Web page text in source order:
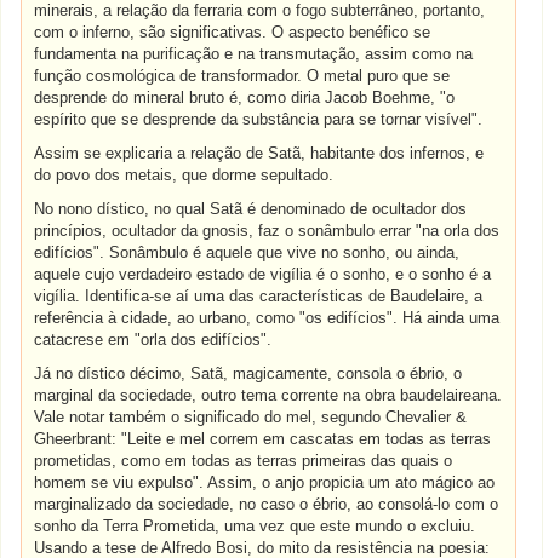
minerais, a relação da ferraria com o fogo subterrâneo, portanto,
com o inferno, são significativas. O aspecto benéfico se
fundamenta na purificação e na transmutação, assim como na
função cosmológica de transformador. O metal puro que se
desprende do mineral bruto é, como diria Jacob Boehme, "o
espírito que se desprende da substância para se tornar visível".
Assim se explicaria a relação de Satã, habitante dos infernos, e
do povo dos metais, que dorme sepultado.
No nono dístico, no qual Satã é denominado de ocultador dos
princípios, ocultador da gnosis, faz o sonâmbulo errar "na orla dos
edifícios". Sonâmbulo é aquele que vive no sonho, ou ainda,
aquele cujo verdadeiro estado de vigília é o sonho, e o sonho é a
vigília. Identifica-se aí uma das características de Baudelaire, a
referência à cidade, ao urbano, como "os edifícios". Há ainda uma
catacrese em "orla dos edifícios".
Já no dístico décimo, Satã, magicamente, consola o ébrio, o
marginal da sociedade, outro tema corrente na obra baudelaireana.
Vale notar também o significado do mel, segundo Chevalier &
Gheerbrant: "Leite e mel correm em cascatas em todas as terras
prometidas, como em todas as terras primeiras das quais o
homem se viu expulso". Assim, o anjo propicia um ato mágico ao
marginalizado da sociedade, no caso o ébrio, ao consolá-lo com o
sonho da Terra Prometida, uma vez que este mundo o excluiu.
Usando a tese de Alfredo Bosi, do mito da resistência na poesia: